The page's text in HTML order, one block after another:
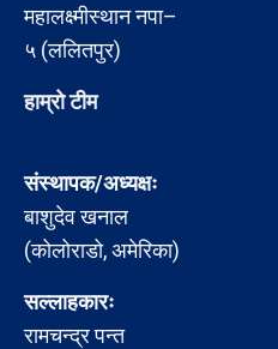
महालक्ष्मीस्थान नपा–
५ (ललितपुर)
हाम्रो टीम
संस्थापक/अध्यक्षः
बाशुदेव खनाल
(कोलोराडो, अमेरिका)
सल्लाहकारः
रामचन्द्र पन्त